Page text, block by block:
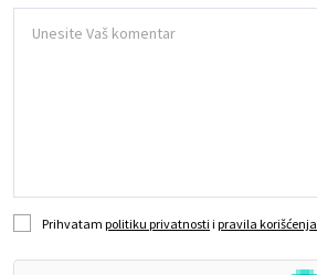
Prihvatam politiku privatnosti i pravila korišćenja